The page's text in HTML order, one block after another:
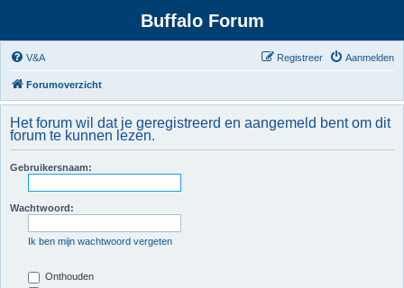
Buffalo Forum
V&A Aanmelden
Registreer
Forumoverzicht
Het forum wil dat je geregistreerd en aangemeld bent om dit
forum te kunnen lezen.
Gebruikersnaam:
Wachtwoord:
Ik ben mijn wachtwoord vergeten
Onthouden